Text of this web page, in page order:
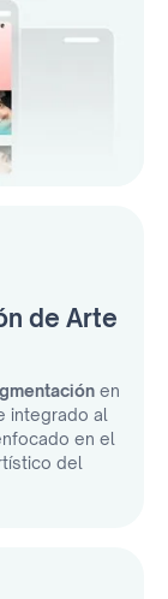
de Arte
en
integrado al
en el
del